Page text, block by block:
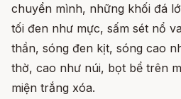
chuyển mình, những khối đá
tối đen như mực, sấm sét nổ
thần, sóng đen kịt, sóng cao
thờ, cao như núi, bọt bể trên
miện trắng xóa.